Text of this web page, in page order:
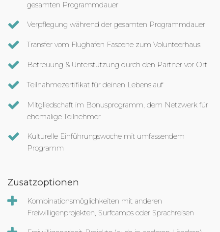
gesamten Programmdauer
Verpflegung während der gesamten Programmdauer
Transfer vom Flughafen Fascene zum Volunteerhaus
Betreuung & Unterstützung durch den Partner vor Ort
Teilnahmezertifikat für deinen Lebenslauf
Mitgliedschaft im Bonusprogramm, dem Netzwerk für
ehemalige Teilnehmer
Kulturelle Einführungswoche mit umfassendem
Programm
Zusatzoptionen
Kombinationsmöglichkeiten mit anderen
Freiwilligenprojekten, Surfcamps oder Sprachreisen